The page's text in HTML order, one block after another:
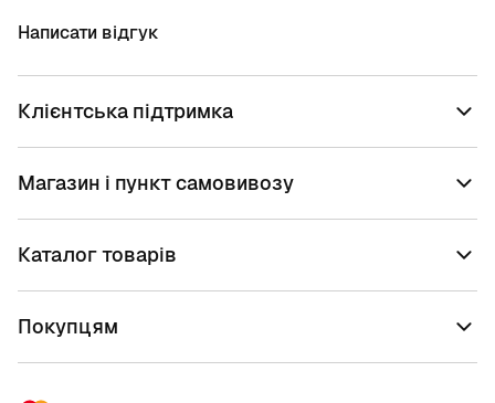
Написати відгук
Клієнтська підтримка
Магазин і пункт самовивозу
Каталог товарів
Покупцям